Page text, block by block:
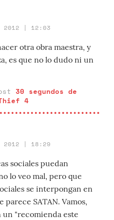
2012 | 12:03
otra obra maestra, y
es que no lo dudo ni un
30 segundos de
4
2012 | 18:29
sociales puedan
lo veo mal, pero que
se interpongan en
parece SATAN. Vamos,
un "recomienda este